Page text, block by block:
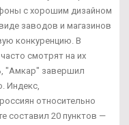
с хорошим дизайном
заводов и магазинов
конкуренцию. В
смотрят на их
"Амкар" завершил
Индекс,
относительно
составил 20 пунктов —